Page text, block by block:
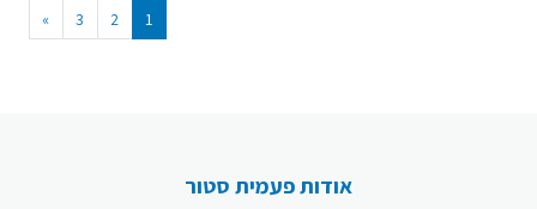
1
2
3
»
אודות פעמית סטור